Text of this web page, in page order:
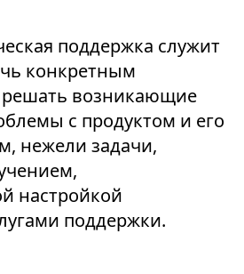
поддержка служит
конкретным
решать возникающие
с продуктом и его
нежели задачи,
настройкой
поддержки.